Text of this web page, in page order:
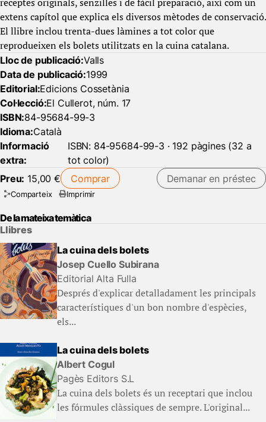
extens capítol que explica els diversos mètodes de conservació.
El llibre inclou trenta-dues làmines a tot color que
reprodueixen els bolets utilitzats en la cuina catalana.
Lloc de publicació:Valls
Data de publicació:1999
Editorial:Edicions Cossetània
Col·lecció:El Cullerot, núm. 17
ISBN:84-95684-99-3
Idioma:Català
Informació
extra:
ISBN: 84-95684-99-3 · 192 pàgines (32 a
tot color)
Preu: 15,00 € Comprar Demanar en préstec
Comparteix Imprimir
De la mateixa temàtica
Llibres
La cuina dels bolets
Josep Cuello Subirana
Editorial Alta Fulla
Després d'explicar detalladament les principals
característiques d'un bon nombre d'espècies,
els...
La cuina dels bolets
Albert Cogul
Pagès Editors S.L
La cuina dels bolets és un receptari que inclou
les fórmules clàssiques de sempre. L'original...